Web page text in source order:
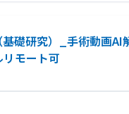
フォーマンス向上のために、
供できる。
セス改善：イノベーションを推
ンス：AbbVieのビジネス行動規
実に行動できる。
対応：リスクや不確実性に対し
礎研究）_手術動画AI
モート可